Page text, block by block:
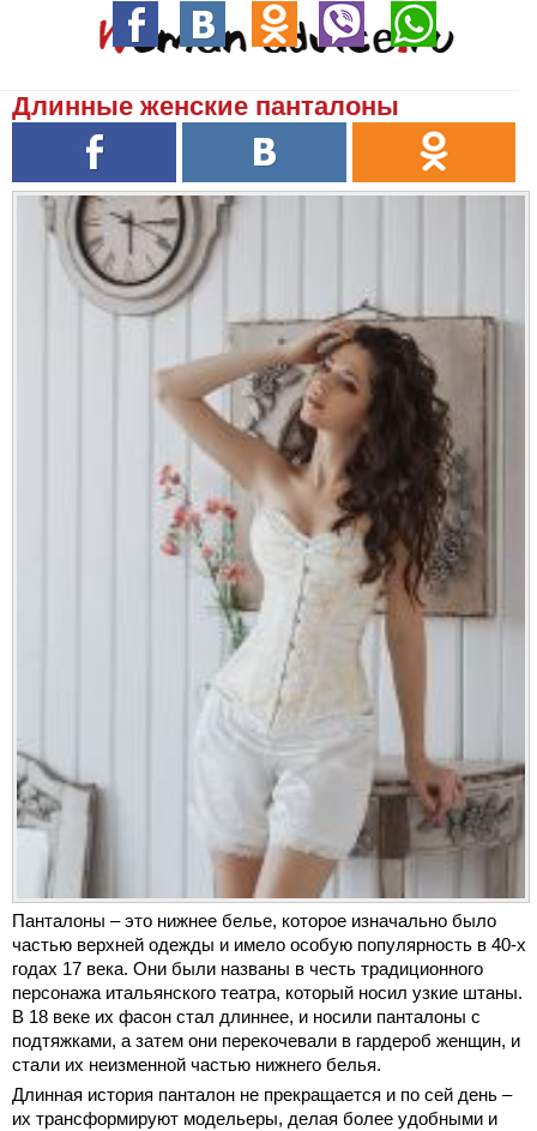
Длинные женские панталоны
Панталоны – это нижнее белье, которое изначально было
частью верхней одежды и имело особую популярность в 40-х
годах 17 века. Они были названы в честь традиционного
персонажа итальянского театра, который носил узкие штаны.
В 18 веке их фасон стал длиннее, и носили панталоны с
подтяжками, а затем они перекочевали в гардероб женщин, и
стали их неизменной частью нижнего белья.
Длинная история панталон не прекращается и по сей день –
их трансформируют модельеры, делая более удобными и